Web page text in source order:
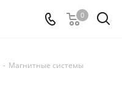
0
- Магнитные системы